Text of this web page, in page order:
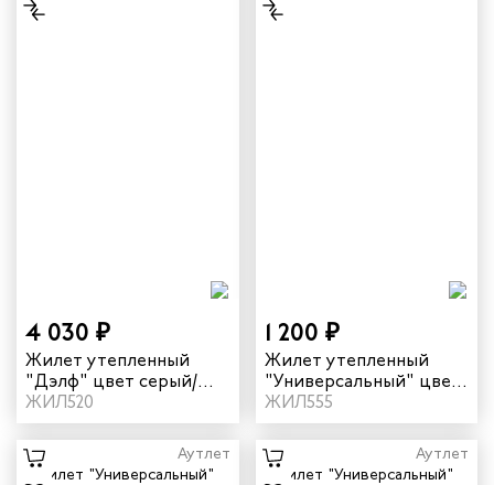
руководителей
помощи
4 030 ₽
Жилет утепленный
"Дэлф" цвет серый/
черный
ЖИЛ520
1 200 ₽
Жилет утепленный
"Универсальный" цвет
темно-синий/серый
ЖИЛ555
Аутлет Аутлет